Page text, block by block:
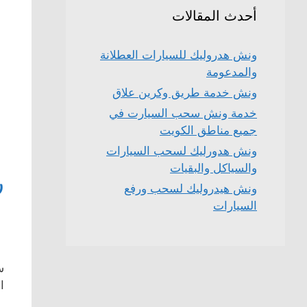
أحدث المقالات
ونش هدروليك للسيارات العطلانة
والمدعومة
ونش خدمة طريق وكرين علاق
خدمة ونش سحب السيارت في
جميع مناطق الكويت
ونش هدورليك لسحب السيارات
والسياكل والبقيات
ونش هيدروليك لسحب ورفع
السيارات